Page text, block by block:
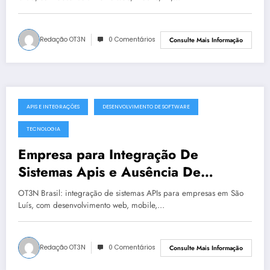
Redação OT3N 0 Comentários Consulte Mais Informação
julho 19, 2025
APIS E INTEGRAÇÕES DESENVOLVIMENTO DE SOFTWARE
TECNOLOGIA
Empresa para Integração De
Sistemas Apis e Ausência De
Governança Técnica em São Luís |
OT3N Brasil – Guia 2199
OT3N Brasil: integração de sistemas APIs para empresas em São
Luís, com desenvolvimento web, mobile,…
Redação OT3N 0 Comentários Consulte Mais Informação